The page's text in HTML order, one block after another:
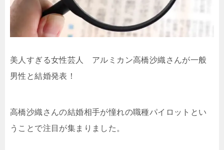
美人すぎる女性芸人 アルミカン高橋沙織さんが一般
男性と結婚発表！
高橋沙織さんの結婚相手が憧れの職種パイロットとい
うことで注目が集まりました。